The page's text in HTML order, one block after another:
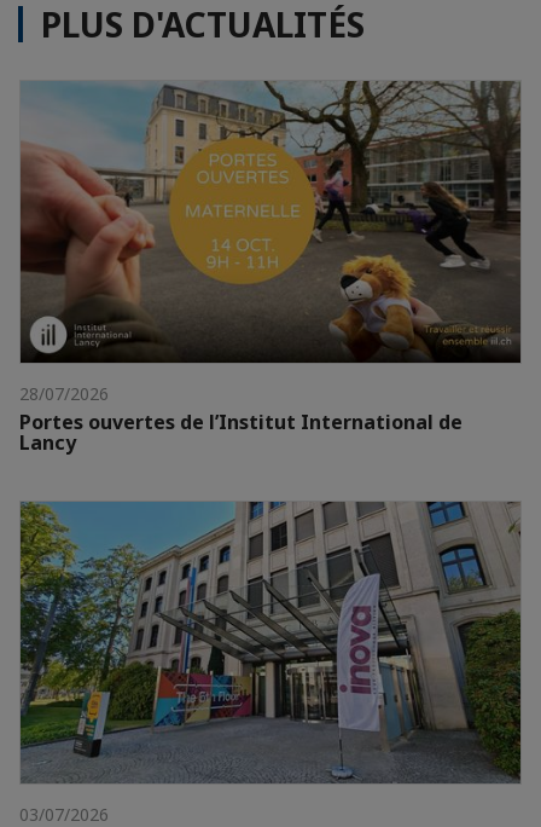
PLUS D'ACTUALITÉS
28/07/2026
Portes ouvertes de l’Institut International de
Lancy
03/07/2026